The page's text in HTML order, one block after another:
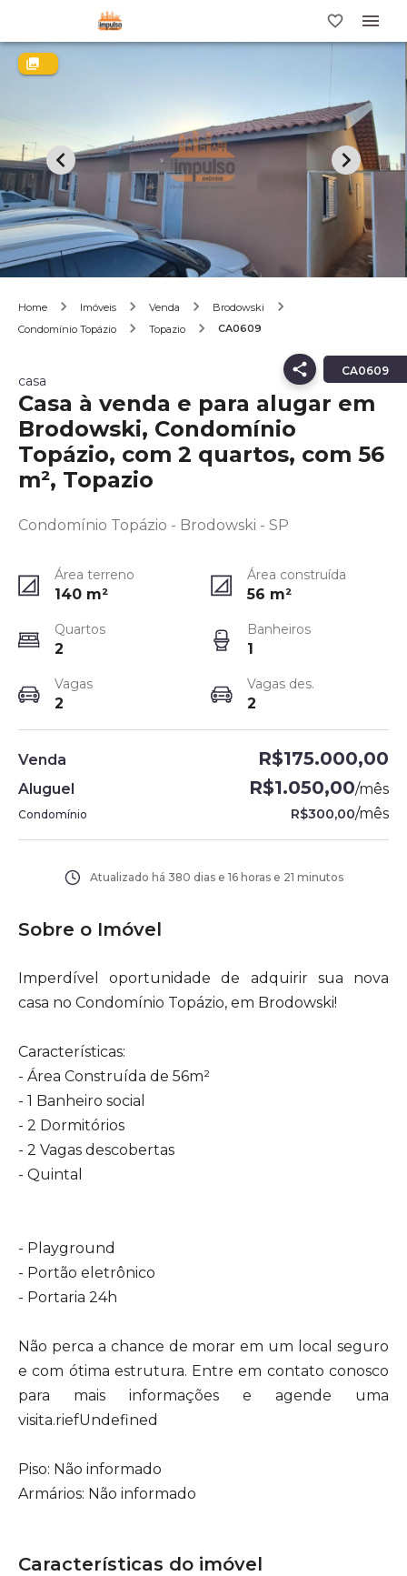
Home Imóveis Venda
Brodowski
Condomínio Topázio
Topazio CA0609
CA0609
casa
Casa à venda e para alugar em
Brodowski, Condomínio
Topázio, com 2 quartos, com 56
m², Topazio
Condomínio Topázio - Brodowski - SP
Área terreno
140 m²
Área construída
56 m²
Quartos
2
Banheiros
1
Vagas
2
Vagas des.
2
Venda R$175.000,00
Aluguel R$1.050,00/mês
Condomínio R$300,00/mês
Atualizado há 380 dias e 16 horas e 21 minutos
Sobre o Imóvel
Imperdível oportunidade de adquirir sua nova
casa no Condomínio Topázio, em Brodowski!
Características:
- Área Construída de 56m²
- 1 Banheiro social
- 2 Dormitórios
- 2 Vagas descobertas
- Quintal
- Playground
- Portão eletrônico
- Portaria 24h
Não perca a chance de morar em um local seguro
e com ótima estrutura. Entre em contato conosco
para mais informações e agende uma
visita.riefUndefined
Piso: Não informado
Armários: Não informado
Características do imóvel